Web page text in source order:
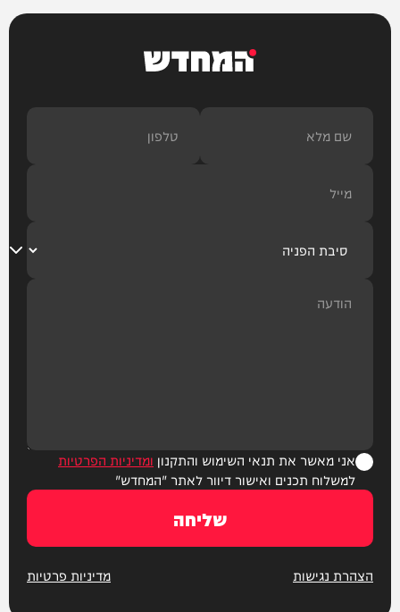
המחדש
אני מאשר את תנאי השימוש והתקנון ומדיניות הפרטיות
למשלוח תכנים ואישור דיוור לאתר "המחדש"
שליחה
הצהרת נגישות מדיניות פרטיות